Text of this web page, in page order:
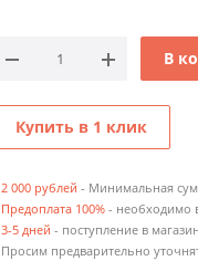
В
Купить в 1 клик
2 000 рублей - Минимальная
Предоплата 100% - необходимо
3-5 дней - поступление в
Просим предварительно